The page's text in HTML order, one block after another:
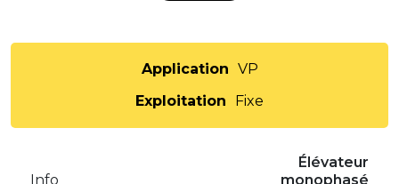
Application VP
Exploitation
Fixe
Info
Élévateur
monophasé